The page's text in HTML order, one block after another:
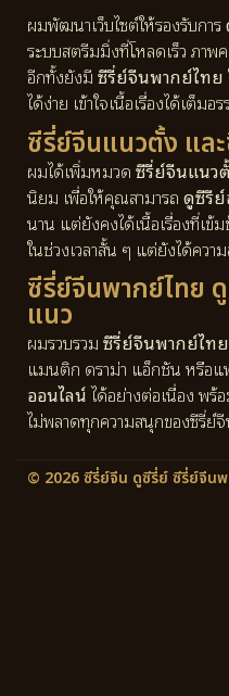
ผมพัฒนาเว็บไซต์ให้รองรับการ
ระบบสตรีมมิ่งที่โหลดเร็ว ภา
อีกทั้งยังมีซีรี่ย์จีนพากย์ไทย
ได้ง่าย เข้าใจเนื้อเรื่องได้เต็มอ
ซีรี่ย์จีนแนวตั้ง แล
ผมได้เพิ่มหมวดซีรี่ย์จีนแนว
นิยม เพื่อให้คุณสามารถดูซีรี
นาน แต่ยังคงได้เนื้อเรื่องที่เข้
ในช่วงเวลาสั้น ๆ แต่ยังได้ควา
ซีรี่ย์จีนพากย์ไทย
แนว
ผมรวบรวมซีรี่ย์จีนพากย์ไทย
แมนติก ดราม่า แอ็กชัน หรือ
ออนไลน์ได้อย่างต่อเนื่อง พ
ไม่พลาดทุกความสนุกของซีรี่ย์
© 2026 ซีรี่ย์จีน ดูซีรี่ย์ ซีรี่ย์จีน